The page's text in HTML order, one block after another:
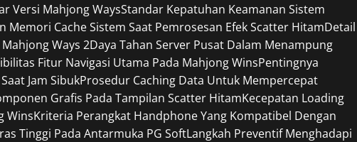
Versi Mahjong WaysStandar Kepatuhan Keamanan Sistem
Memori Cache Sistem Saat Pemrosesan Efek Scatter HitamDetail
Ways 2Daya Tahan Server Pusat Dalam Menampung
Fitur Navigasi Utama Pada Mahjong WinsPentingnya
Jam SibukProsedur Caching Data Untuk Mempercepat
Grafis Pada Tampilan Scatter HitamKecepatan Loading
WinsKriteria Perangkat Handphone Yang Kompatibel Dengan
Tinggi Pada Antarmuka PG SoftLangkah Preventif Menghadapi